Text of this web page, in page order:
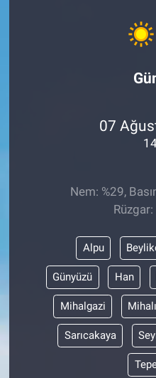
07
Nem: %29,
Alpu
Günyüzü Han
Mihalgazi
Sarıcakaya